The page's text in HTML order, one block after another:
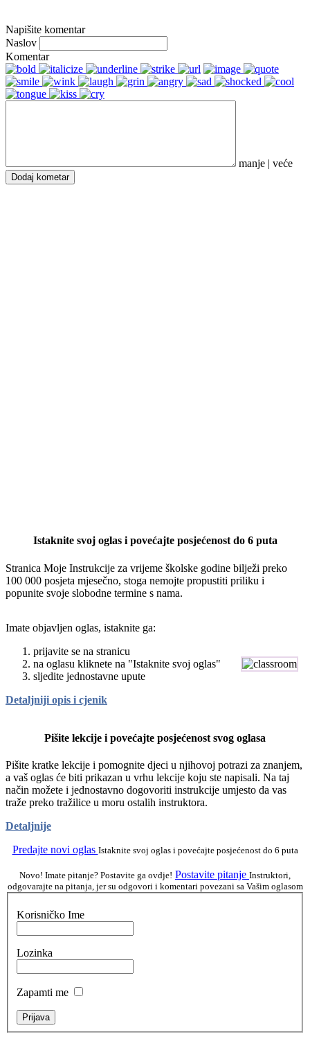
Napišite komentar
Naslov
Komentar
manje | veće
Dodaj kometar
Istaknite svoj oglas i povećajte posjećenost do 6 puta
Stranica Moje Instrukcije za vrijeme školske godine bilježi preko
100 000 posjeta mjesečno, stoga nemojte propustiti priliku i
popunite svoje slobodne termine s nama.
Imate objavljen oglas, istaknite ga:
prijavite se na stranicu
na oglasu kliknete na "Istaknite svoj oglas"
sljedite jednostavne upute
Detaljniji opis i cjenik
Pišite lekcije i povećajte posjećenost svog oglasa
Pišite kratke lekcije i pomognite djeci u njihovoj potrazi za znanjem,
a vaš oglas će biti prikazan u vrhu lekcije koju ste napisali. Na taj
način možete i jednostavno dogovoriti instrukcije umjesto da vas
traže preko tražilice u moru ostalih instruktora.
Detaljnije
Predajte novi oglas Istaknite svoj oglas i povećajte posjećenost do 6 puta
Novo! Imate pitanje? Postavite ga ovdje! Postavite pitanje Instruktori,
odgovarajte na pitanja, jer su odgovori i komentari povezani sa Vašim oglasom
Korisničko Ime
Lozinka
Zapamti me